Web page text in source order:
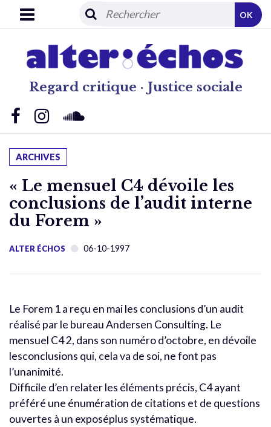
Regard critique · Justice sociale
OK
ARCHIVES
« Le mensuel C4 dévoile les
conclusions de l’audit interne
du Forem »
ALTER ÉCHOS 06-10-1997
Le Forem 1 a reçu en mai les conclusions d’un audit
réalisé par le bureau Andersen Consulting. Le
mensuel C4 2, dans son numéro d’octobre, en dévoile
lesconclusions qui, cela va de soi, ne font pas
l’unanimité.
Difficile d’en relater les éléments précis, C4 ayant
préféré une énumération de citations et de questions
ouvertes à un exposéplus systématique.